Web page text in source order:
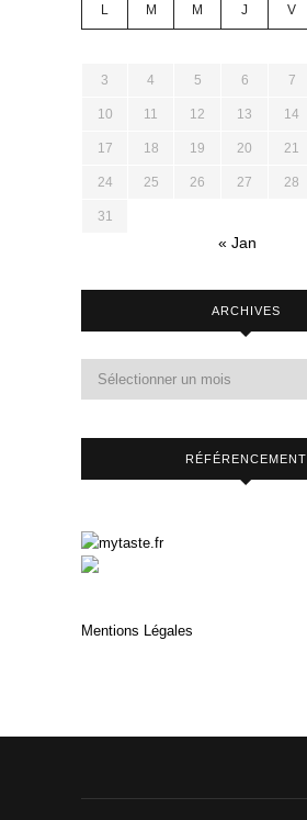
L M M J V
3 4 5 6 7
10 11 12 13 14
17 18 19 20 21
24 25 26 27 28
31
« Jan
ARCHIVES
RÉFÉRENCEMENT
Mentions Légales